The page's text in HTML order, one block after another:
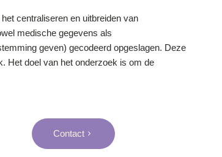
centraliseren en uitbreiden van
medische gegevens als
geven) gecodeerd opgeslagen. Deze
Het doel van het onderzoek is om de
Contact